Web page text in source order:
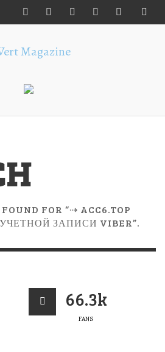
FOR “⇢ ACC6.TOP
ЗАПИСИ VIBER”.
66.3k
FANS